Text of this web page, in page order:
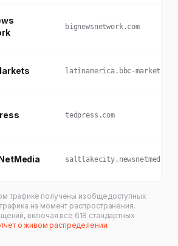
bignewsnetwork.com
latinamerica.bbc-
tedpress.com
трафике получены из общедоступных
на момент распространения.
включая все 618 стандартных
о живом распределении.